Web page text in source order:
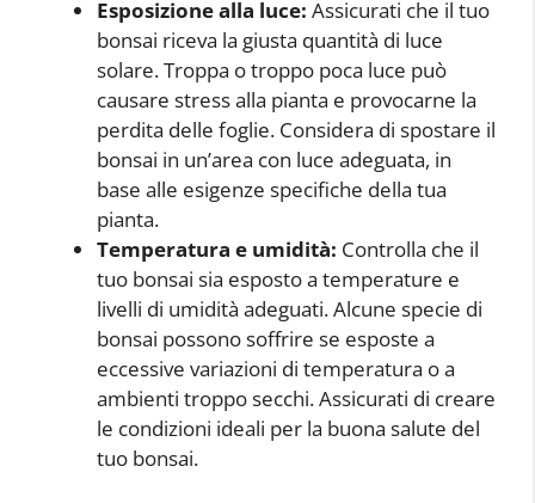
Esposizione alla luce: Assicurati che il tuo
bonsai riceva la giusta quantità di luce
solare. Troppa o troppo poca luce può
causare stress alla pianta e provocarne la
perdita delle foglie. Considera di spostare il
bonsai in un’area con luce adeguata, in
base alle esigenze specifiche della tua
pianta.
Temperatura e umidità: Controlla che il
tuo bonsai sia esposto a temperature e
livelli di umidità adeguati. Alcune specie di
bonsai possono soffrire se esposte a
eccessive variazioni di temperatura o a
ambienti troppo secchi. Assicurati di creare
le condizioni ideali per la buona salute del
tuo bonsai.